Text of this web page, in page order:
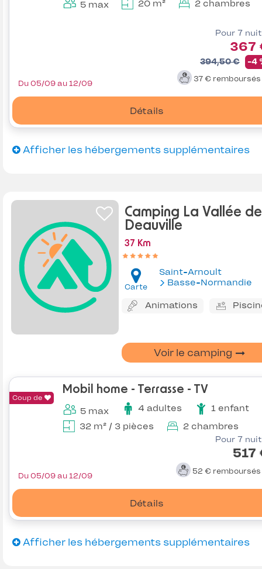
5 max 20 m² 2 chambres
Pour 7
367
394,50 € -4
37 € remboursés
Détails
Du 05/09 au 12/09
Afficher les hébergements supplémentaires
Camping La Vallée de
Deauville
37 Km
Carte
Saint-Arnoult
Basse-Normandie
Animations
Voir le camping
Coup de
Mobil home - Terrasse - TV
5 max 4 adultes
1 enfant
32 m² / 3 pièces
2 chambres
Pour 7
517
52 € remboursés
Détails
Du 05/09 au 12/09
Afficher les hébergements supplémentaires